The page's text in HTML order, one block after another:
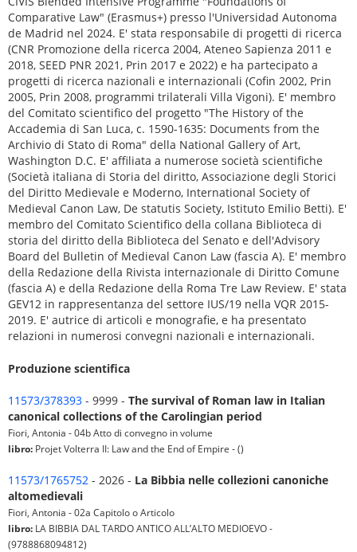
Comparative Law" (Erasmus+) presso l'Universidad Autonoma
de Madrid nel 2024. E' stata responsabile di progetti di ricerca
(CNR Promozione della ricerca 2004, Ateneo Sapienza 2011 e
2018, SEED PNR 2021, Prin 2017 e 2022) e ha partecipato a
progetti di ricerca nazionali e internazionali (Cofin 2002, Prin
2005, Prin 2008, programmi trilaterali Villa Vigoni). E' membro
del Comitato scientifico del progetto "The History of the
Accademia di San Luca, c. 1590-1635: Documents from the
Archivio di Stato di Roma" della National Gallery of Art,
Washington D.C. E' affiliata a numerose società scientifiche
(Società italiana di Storia del diritto, Associazione degli Storici
del Diritto Medievale e Moderno, International Society of
Medieval Canon Law, De statutis Society, Istituto Emilio Betti). E'
membro del Comitato Scientifico della collana Biblioteca di
storia del diritto della Biblioteca del Senato e dell'Advisory
Board del Bulletin of Medieval Canon Law (fascia A). E' membro
della Redazione della Rivista internazionale di Diritto Comune
(fascia A) e della Redazione della Roma Tre Law Review. E' stata
GEV12 in rappresentanza del settore IUS/19 nella VQR 2015-
2019. E' autrice di articoli e monografie, e ha presentato
relazioni in numerosi convegni nazionali e internazionali.
Produzione scientifica
11573/378393 - 9999 - The survival of Roman law in Italian
canonical collections of the Carolingian period
Fiori, Antonia - 04b Atto di convegno in volume
libro: Projet Volterra II: Law and the End of Empire - ()
11573/1765752 - 2026 - La Bibbia nelle collezioni canoniche
altomedievali
Fiori, Antonia - 02a Capitolo o Articolo
libro: LA BIBBIA DAL TARDO ANTICO ALL’ALTO MEDIOEVO -
(9788868094812)